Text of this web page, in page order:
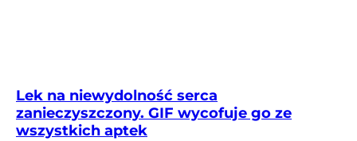
Lek na niewydolność serca
zanieczyszczony. GIF wycofuje go ze
wszystkich aptek